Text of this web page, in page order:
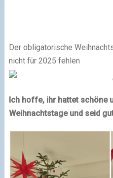
Der obligatorische
nicht für 2025 fehlen
Ich hoffe, ihr hattet schöne
Weihnachtstage und seid